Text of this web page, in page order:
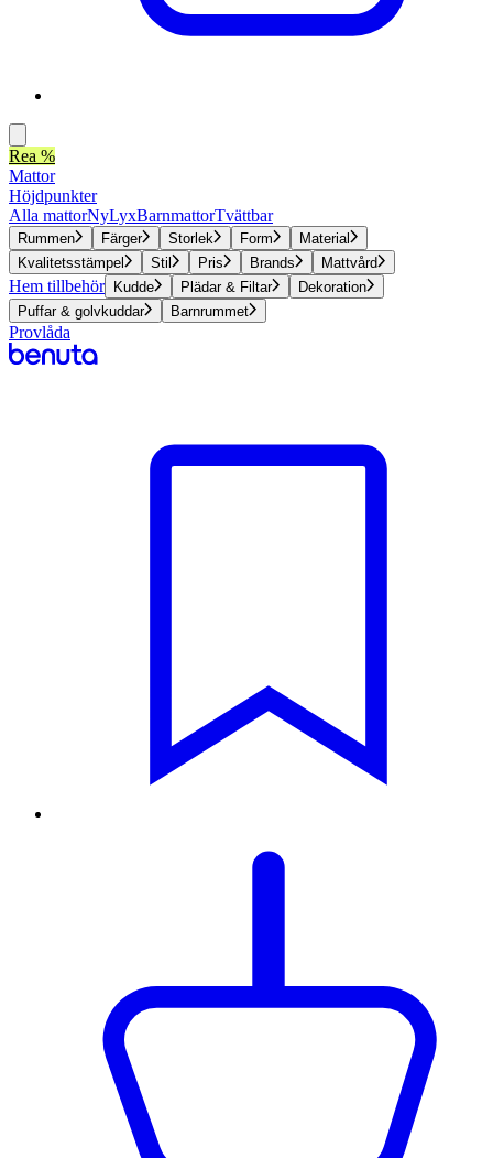
Rea %
Mattor
Höjdpunkter
Alla mattorNyLyxBarnmattorTvättbar
Rummen Färger Storlek Form
Material
Kvalitetsstämpel
Stil Pris Brands Mattvård
Hem tillbehör Kudde Plädar & Filtar
Dekoration
Puffar & golvkuddar
Barnrummet
Provlåda